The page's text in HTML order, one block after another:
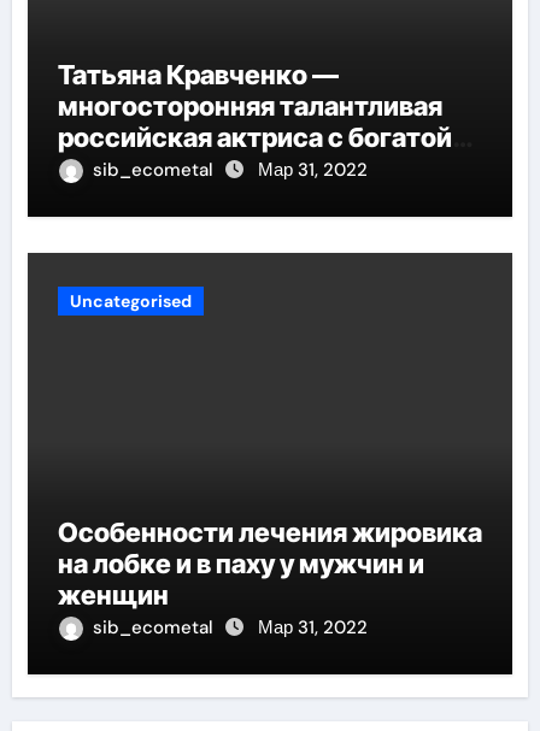
Татьяна Кравченко —
многосторонняя талантливая
российская актриса с богатой
биографией и успешной
sib_ecometal Мар 31, 2022
Uncategorised
Особенности лечения жировика
на лобке и в паху у мужчин и
женщин
sib_ecometal Мар 31, 2022